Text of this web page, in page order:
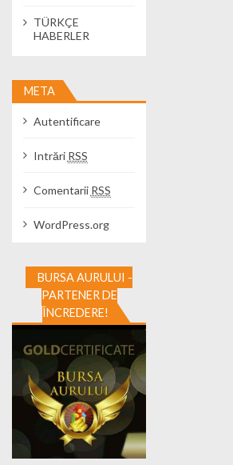
TÜRKÇE
HABERLER
META
Autentificare
Intrări RSS
Comentarii RSS
WordPress.org
BURSA AURULUI -
PARTENER DE
ÎNCREDERE!